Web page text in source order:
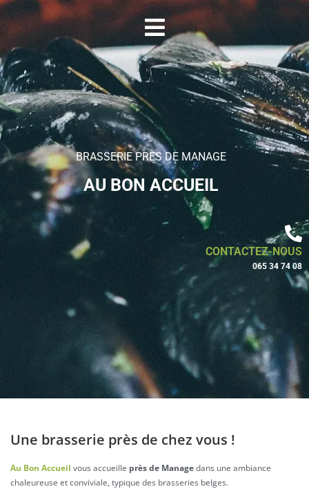
BRASSERIE PRÈS DE MANAGE
AU BON ACCUEIL
CONTACTEZ-NOUS
065 34 74 08
Une brasserie près de chez vous !
Au Bon Accueil vous accueille près de Managedans une ambiance
chaleureuse et conviviale, typique des brasseries belges.